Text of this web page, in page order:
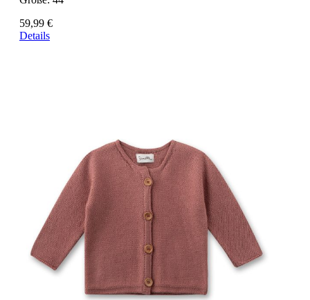
59,99 €
Details